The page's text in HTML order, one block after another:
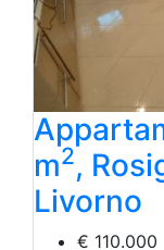
m2,
Livorno
€ 110.000